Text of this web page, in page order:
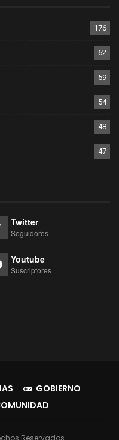
176
62
59
54
48
47
Twitter
Seguidores
Youtube
Suscriptores
GOBIERNO
Reservados.